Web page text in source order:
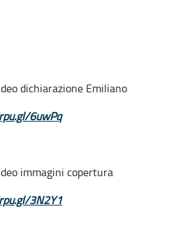
dichiarazione Emiliano
6uwPq
immagini copertura
3N2Y1